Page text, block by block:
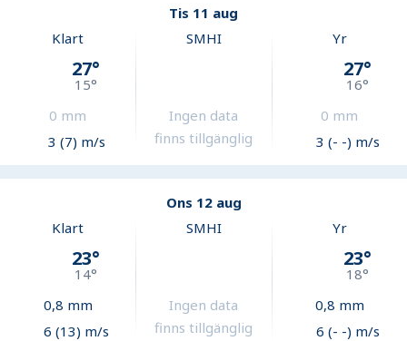
Tis 11 aug
Klart
27°
15°
0 mm
3 (7) m/s
SMHI
Ingen data
finns tillgänglig
Yr
27°
16°
0 mm
3 (- -) m/s
Ons 12 aug
Klart
23°
14°
0,8 mm
6 (13) m/s
SMHI
Ingen data
finns tillgänglig
Yr
23°
18°
0,8 mm
6 (- -) m/s